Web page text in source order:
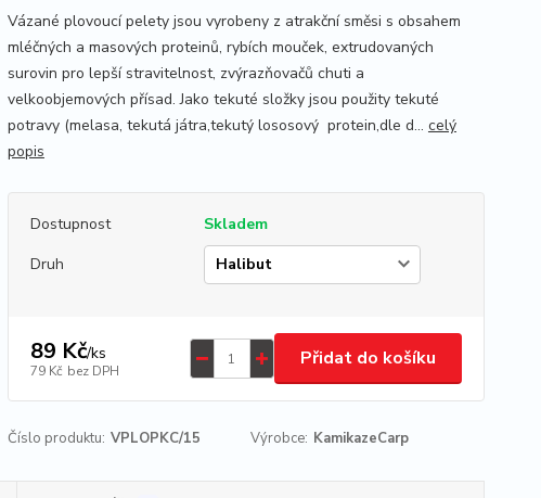
Vázané plovoucí pelety jsou vyrobeny z atrakční směsi s obsahem
mléčných a masových proteinů, rybích mouček, extrudovaných
surovin pro lepší stravitelnost, zvýrazňovačů chuti a
velkoobjemových přísad. Jako tekuté složky jsou použity tekuté
potravy (melasa, tekutá játra,tekutý lososový protein,dle d... celý
popis
Dostupnost
Skladem
Druh
89 Kč/ks
79 Kč bez DPH
Přidat do košíku
Číslo produktu: VPLOPKC/15 Výrobce: KamikazeCarp